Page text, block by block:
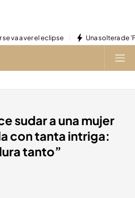
va a ver el eclipse Una soltera de
sudar a una mujer
con tanta intriga:
tanto”